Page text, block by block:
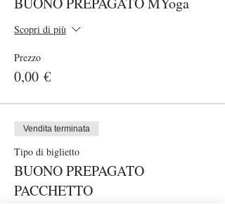
Scopri di più
Prezzo
0,00 €
Vendita terminata
Tipo di biglietto
BUONO PREPAGATO
PACCHETTO